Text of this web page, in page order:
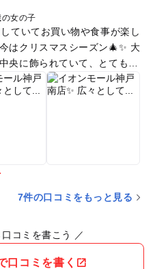
の女の子
ていてお買い物や食事が楽し
はクリスマスシーズン🎄✨ 大
央に飾られていて、とても華
すめ📸🎅。アクセスも便利
にぴったりの場所です🌟。
7件の口コミをもっと見る
コミを書こう ／
口コミを書く